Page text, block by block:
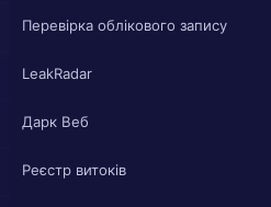
Перевірка облікового запису
LeakRadar
Дарк Веб
Реєстр витоків